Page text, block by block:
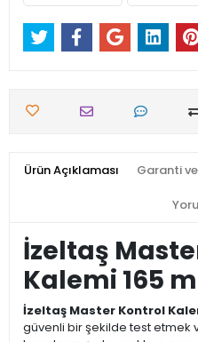
Ürün Açıklaması Garanti
İzeltaş
Kalemi 165
İzeltaş Master Kontrol
güvenli bir şekilde test etmek